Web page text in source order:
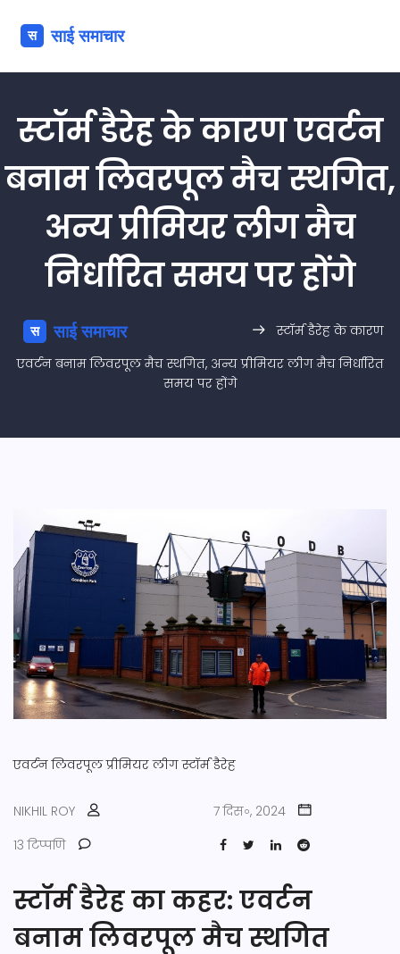
स्टॉर्म डैरेह के कारण एवर्टन
बनाम लिवरपूल मैच स्थगित,
अन्य प्रीमियर लीग मैच
निर्धारित समय पर होंगे
स्टॉर्म डैरेह के कारण
एवर्टन बनाम लिवरपूल मैच स्थगित, अन्य प्रीमियर लीग मैच निर्धारित
समय पर होंगे
एवर्टन लिवरपूल प्रीमियर लीग स्टॉर्म डैरेह
NIKHIL ROY
7 दिस॰, 2024
13 टिप्पणि
स्टॉर्म डैरेह का कहर: एवर्टन
बनाम लिवरपूल मैच स्थगित